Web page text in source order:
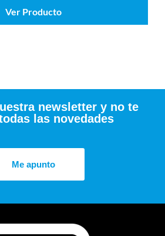
Ver Producto
newsletter y no te
las novedades
Me apunto